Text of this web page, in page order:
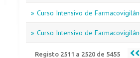
» Curso Intensivo de
» Curso Intensivo de
Registo 2511 a 2520 de 5455